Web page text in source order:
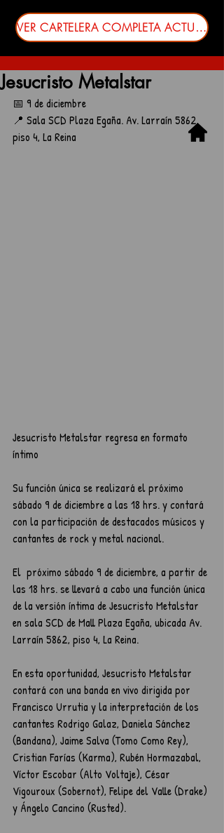
VER CARTELERA COMPLETA ACTUALIZADA
Jesucristo Metalstar
📅 9 de diciembre
📍 Sala SCD Plaza Egaña. Av. Larraín 5862,
piso 4, La Reina
Jesucristo Metalstar regresa en formato
íntimo
Su función única se realizará el próximo
sábado 9 de diciembre a las 18 hrs. y contará
con la participación de destacados músicos y
cantantes de rock y metal nacional.
El  próximo sábado 9 de diciembre, a partir de
las 18 hrs. se llevará a cabo una función única
de la versión íntima de Jesucristo Metalstar
en sala SCD de Mall Plaza Egaña, ubicada Av.
Larraín 5862, piso 4, La Reina.
En esta oportunidad, Jesucristo Metalstar
contará con una banda en vivo dirigida por
Francisco Urrutia y la interpretación de los
cantantes Rodrigo Galaz, Daniela Sánchez
(Bandana), Jaime Salva (Tomo Como Rey),
Cristian Farías (Karma), Rubén Hormazabal,
Víctor Escobar (Alto Voltaje), César
Vigouroux (Sobernot), Felipe del Valle (Drake)
y Ángelo Cancino (Rusted).